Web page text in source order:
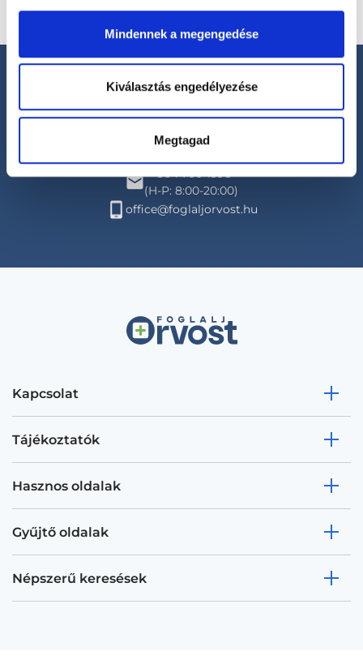
Mindennek a megengedése
Kiválasztás engedélyezése
Megtagad
Segíthetünk?
+36 1 700-1398
(H-P: 8:00-20:00)
office@foglaljorvost.hu
Kapcsolat
Tájékoztatók
Hasznos oldalak
Gyűjtő oldalak
Népszerű keresések